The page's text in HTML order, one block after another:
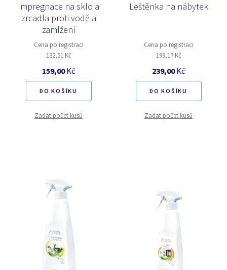
Impregnace na sklo a
zrcadla proti vodě a
zamlžení
Cena po registraci
132,51 Kč
159,00Kč
DO KOŠÍKU
Zadat počet kusů
Leštěnka na nábytek
Cena po registraci
199,17 Kč
239,00Kč
DO KOŠÍKU
Zadat počet kusů